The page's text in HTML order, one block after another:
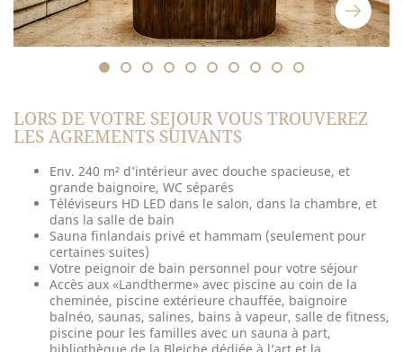
LORS DE VOTRE SEJOUR VOUS TROUVEREZ
LES AGREMENTS SUIVANTS
Env. 240 m² d’intérieur avec douche spacieuse, et
grande baignoire, WC séparés
Téléviseurs HD LED dans le salon, dans la chambre, et
dans la salle de bain
Sauna finlandais privé et hammam (seulement pour
certaines suites)
Votre peignoir de bain personnel pour votre séjour
Accès aux «Landtherme» avec piscine au coin de la
cheminée, piscine extérieure chauffée, baignoire
balnéo, saunas, salines, bains à vapeur, salle de fitness,
piscine pour les familles avec un sauna à part,